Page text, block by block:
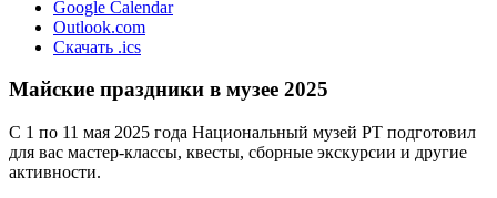
Google Calendar
Outlook.com
Скачать .ics
Майские праздники в музее 2025
С 1 по 11 мая 2025 года Национальный музей РТ подготовил
для вас мастер-классы, квесты, сборные экскурсии и другие
активности.